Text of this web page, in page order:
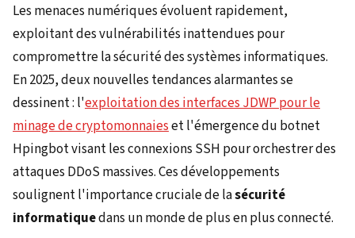
Les menaces numériques évoluent rapidement,
exploitant des vulnérabilités inattendues pour
compromettre la sécurité des systèmes informatiques.
En 2025, deux nouvelles tendances alarmantes se
dessinent : l'exploitation des interfaces JDWP pour le
minage de cryptomonnaieset l'émergence du botnet
Hpingbot visant les connexions SSH pour orchestrer des
attaques DDoS massives. Ces développements
soulignent l'importance cruciale de lasécurité
informatiquedans un monde de plus en plus connecté.